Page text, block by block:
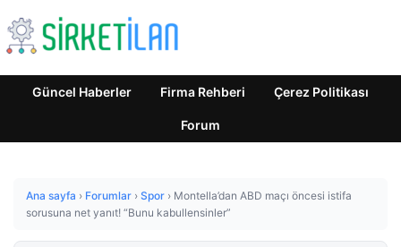
Güncel Haberler Firma Rehberi Çerez Politikası
Forum
Ana sayfa › Forumlar › Spor › Montella’dan ABD maçı öncesi istifa
sorusuna net yanıt! “Bunu kabullensinler”